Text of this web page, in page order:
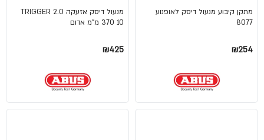
מתקן קיבוע מנעול דיסק לאופנוע
8077
₪254
מנעול דיסק אזעקה TRIGGER 2.0
370 10 מ"מ אדום
₪425